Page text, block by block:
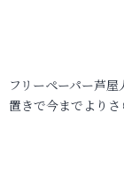
フリーペーパー芦
置きで今までより